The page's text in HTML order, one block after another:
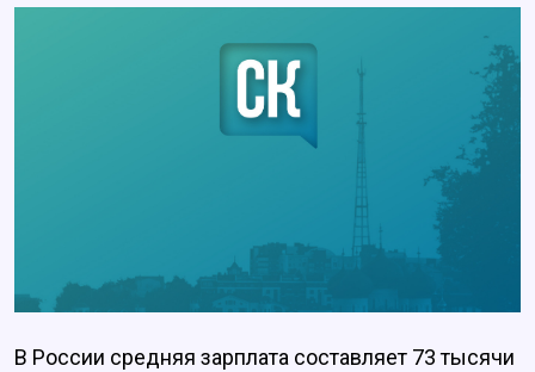
В России средняя зарплата составляет 73 тысячи